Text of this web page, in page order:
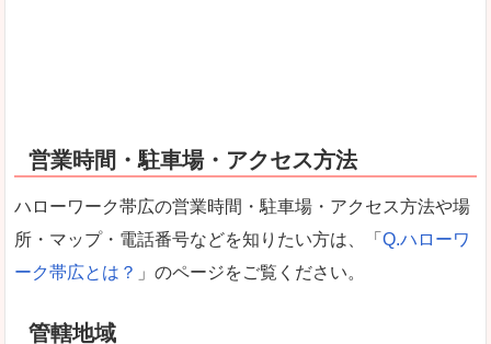
営業時間・駐車場・アクセス方法
ハローワーク帯広の営業時間・駐車場・アクセス方法や場
所・マップ・電話番号などを知りたい方は、「 Q.ハローワ
ーク帯広とは？ 」のページをご覧ください。
管轄地域